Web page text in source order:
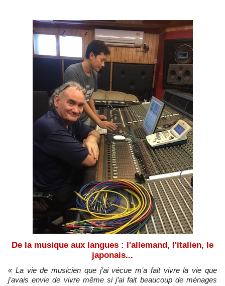
De la musique aux langues : l'allemand, l'italien, le
japonais...
« La vie de musicien que j’ai vécue m’a fait vivre la vie que
j’avais envie de vivre même si j’ai fait beaucoup de ménages